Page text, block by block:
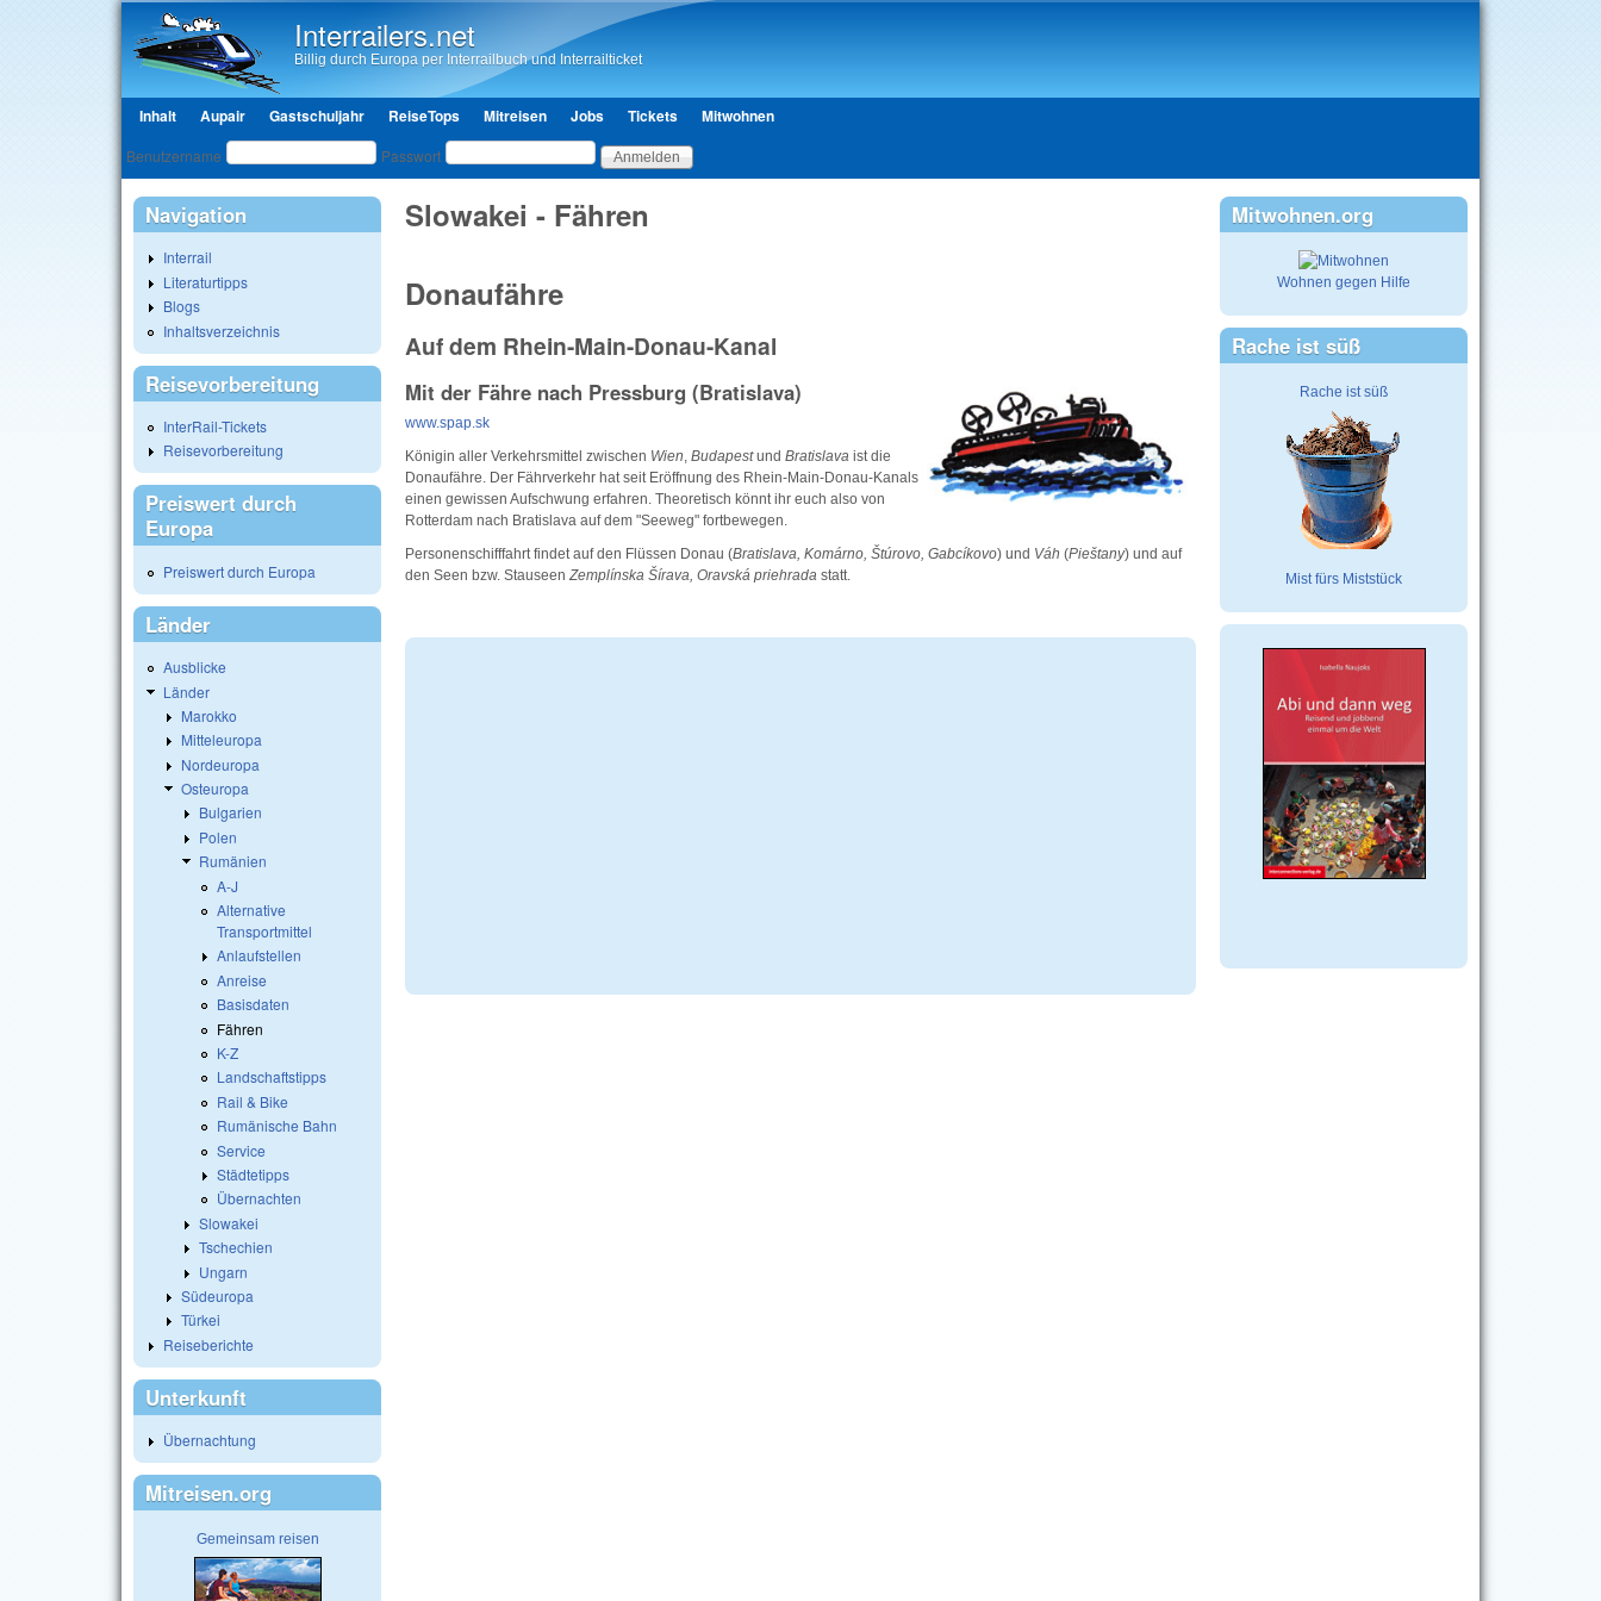
Interrailers.net
Billig durch Europa per Interrailbuch und Interrailticket
Hauptmenü
Inhalt Aupair Gastschuljahr ReiseTops Mitreisen Jobs Tickets Mitwohnen
Benutzeranmeldung
Benutzername Passwort
Slowakei - Fähren
Donaufähre
Auf dem Rhein-Main-Donau-Kanal
Mit der Fähre nach Pressburg (Bratislava)
www.spap.sk
Königin aller Verkehrsmittel zwischen Wien, Budapestund Bratislava ist die
Donaufähre. Der Fährverkehr hat seit Eröffnung des Rhein-Main-Donau-Kanals
einen gewissen Aufschwung erfahren. Theoretisch könnt ihr euch also von
Rotterdam nach Bratislava auf dem "Seeweg" fortbewegen.
Personenschifffahrt findet auf den Flüssen Donau (Bratislava, Komárno, Štúrovo, Gabcíkovo) und Váh (Pieštany) und auf
den Seen bzw. Stauseen Zemplínska Šírava, Oravská priehrada statt.
Navigation
Interrail
Literaturtipps
Blogs
Inhaltsverzeichnis
Reisevorbereitung
InterRail-Tickets
Reisevorbereitung
Preiswert durch
Europa
Preiswert durch Europa
Länder
Ausblicke
Länder
Marokko
Mitteleuropa
Nordeuropa
Osteuropa
Bulgarien
Polen
Rumänien
A-J
Alternative
Transportmittel
Anlaufstellen
Anreise
Basisdaten
Fähren
K-Z
Landschaftstipps
Rail & Bike
Rumänische Bahn
Service
Städtetipps
Übernachten
Slowakei
Tschechien
Ungarn
Südeuropa
Türkei
Reiseberichte
Unterkunft
Übernachtung
Mitreisen.org
Gemeinsam reisen
Mitwohnen.org
Wohnen gegen Hilfe
Rache ist süß
Rache ist süß
Mist fürs Miststück